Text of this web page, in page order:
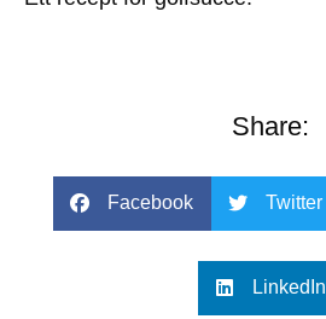
Share:
Facebook Twitter
LinkedIn